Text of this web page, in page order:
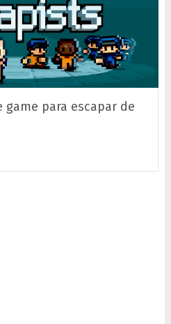
game para escapar de